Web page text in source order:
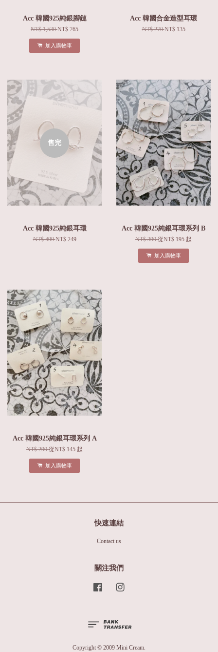
Acc 韓國925純銀腳鏈
NT$ 1,530NT$ 765
加入購物車
Acc 韓國合金造型耳環
NT$ 270NT$ 135
售完
Acc 韓國925純銀耳環
NT$ 499NT$ 249
Acc 韓國925純銀耳環系列 B
NT$ 390從NT$ 195 起
加入購物車
Acc 韓國925純銀耳環系列 A
NT$ 290從NT$ 145 起
加入購物車
快速連結
Contact us
關注我們
Facebook
Copyright © 2009 Mini Cream.